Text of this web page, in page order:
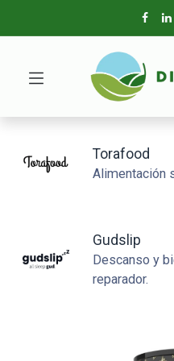
Torafood
Alimentación
Gudslip
Descanso y
reparador.